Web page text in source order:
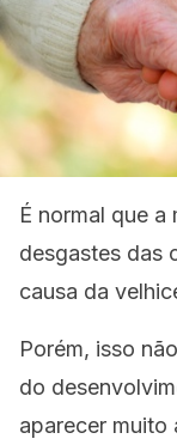
É normal que a
desgastes das
causa da
Porém, isso
do
aparecer muito